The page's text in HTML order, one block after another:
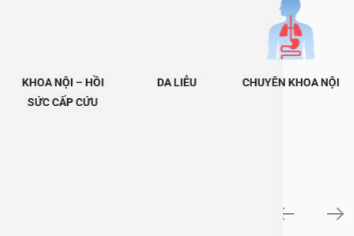
KHOA NỘI – HỒI
SỨC CẤP CỨU
DA LIỄU CHUYÊN KHOA NỘI